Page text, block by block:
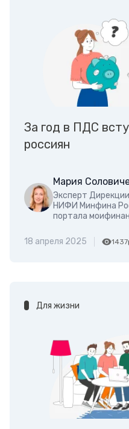
За год в ПДС
россиян
Мария
Эксперт
НИФИ Минфина
портала
18 апреля 2025 1437
Для жизни